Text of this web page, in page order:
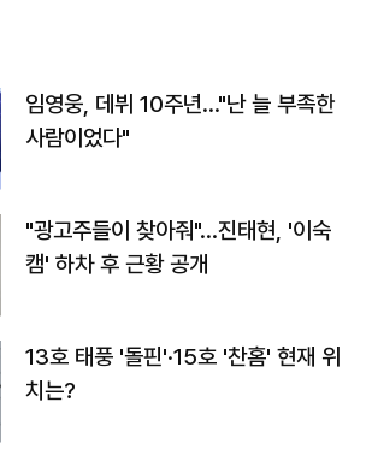
임영웅, 데뷔 10주년…"난 늘 부족한
사람이었다"
"광고주들이 찾아줘"…진태현, '이숙
캠' 하차 후 근황 공개
13호 태풍 '돌핀'·15호 '찬홈' 현재 위
치는?